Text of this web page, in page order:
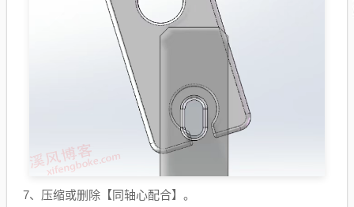
7、压缩或删除【同轴心配合】。